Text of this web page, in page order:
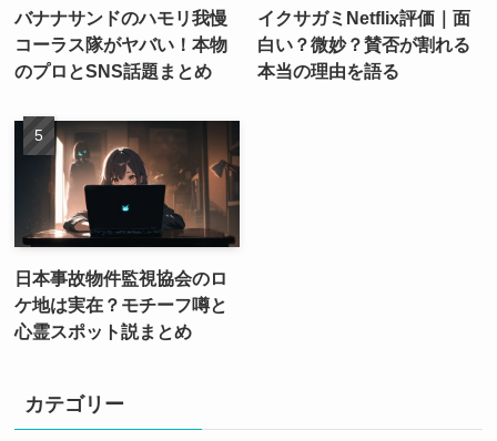
バナナサンドのハモリ我慢
コーラス隊がヤバい！本物
のプロとSNS話題まとめ
イクサガミNetflix評価｜面
白い？微妙？賛否が割れる
本当の理由を語る
日本事故物件監視協会のロ
ケ地は実在？モチーフ噂と
心霊スポット説まとめ
カテゴリー